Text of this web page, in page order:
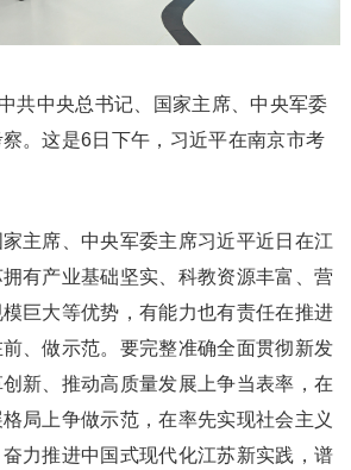
中央总书记、国家主席、中央军委
。这是6日下午，习近平在南京市考
主席、中央军委主席习近平近日在江
有产业基础坚实、科教资源丰富、营
巨大等优势，有能力也有责任在推进
、做示范。要完整准确全面贯彻新发
新、推动高质量发展上争当表率，在
局上争做示范，在率先实现社会主义
力推进中国式现代化江苏新实践，谱